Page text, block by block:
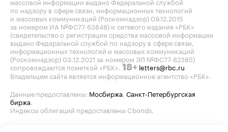
по надзору в сфере связи, информационных технологий
и массовых коммуникаций (Роскомнадзор) 09.12.2015
за номером ИА №ФС77-63848) и сетевого издания «РБК»
(свидетельство о регистрации средства массовой информации
выдано Федеральной службой по надзору в сфере связи,
информационных технологий и массовых коммуникаций
(Роскомнадзор) 03.12.2021 за номером ЭЛ №ФС77-82385)
сопровождаются пометкой «РБК». 18+ letters@rbc.ru
Владельцем сайта является информационное агентство «РБК».
Данные предоставлены: Мосбиржа Санкт-Петербургская
биржа
Индексы облигаций предоставлены Cbonds.